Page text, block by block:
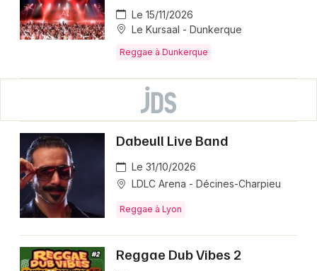
Le 15/11/2026
Le Kursaal - Dunkerque
Reggae à Dunkerque
Dabeull Live Band
Le 31/10/2026
LDLC Arena - Décines-Charpieu
Reggae à Lyon
Reggae Dub Vibes 2